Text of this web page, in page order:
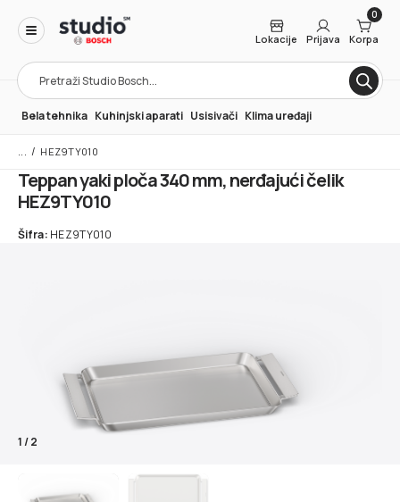
Products
search
Lokacije Prijava
0
Korpa
Bela tehnika Kuhinjski aparati Usisivači Klima uređaji
/ HEZ9TY010
Teppan yaki ploča 340 mm, nerđajući čelik
HEZ9TY010
Šifra: HEZ9TY010
1/2